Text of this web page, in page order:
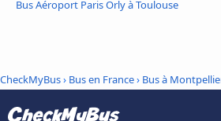
Bus Aéroport Paris Orly à Toulouse
CheckMyBus› Bus en France› Bus à